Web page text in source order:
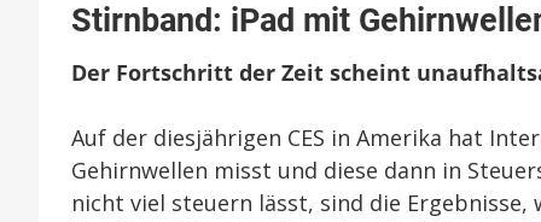
iPad
Stirnband: iPad mit
Der Fortschritt der Zeit scheint
Auf der diesjährigen CES in Amerika hat
Gehirnwellen misst und diese dann in
nicht viel steuern lässt, sind die Ergebnisse,